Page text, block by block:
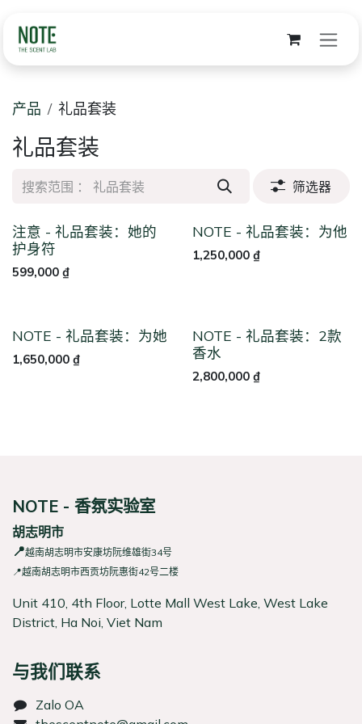
产品 礼品套装
礼品套装
筛选器
注意 - 礼品套装：她的
护身符
599,000 ₫
NOTE - 礼品套装：为他
1,250,000₫
NOTE - 礼品套装：为她
1,650,000 ₫
NOTE - 礼品套装：2款
香水
2,800,000₫
NOTE - 香氛实验室
胡志明市
📍越南胡志明市安康坊阮维雄街34号
📍越南胡志明市西贡坊阮惠街42号二楼
Unit 410, 4th Floor, Lotte Mall West Lake, West Lake
District, Ha Noi, Viet Nam
与我们联系
Zalo OA